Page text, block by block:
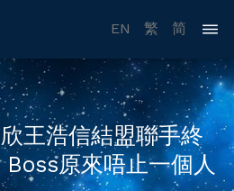
EN 繁 简
王浩信結盟聯手終
原來唔止一個人